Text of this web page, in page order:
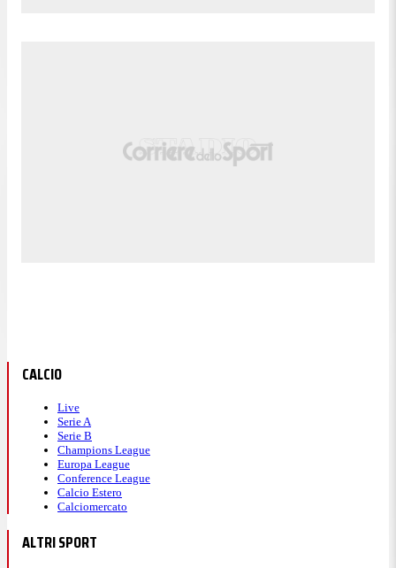
CALCIO
Live
Serie A
Serie B
Champions League
Europa League
Conference League
Calcio Estero
Calciomercato
ALTRI SPORT